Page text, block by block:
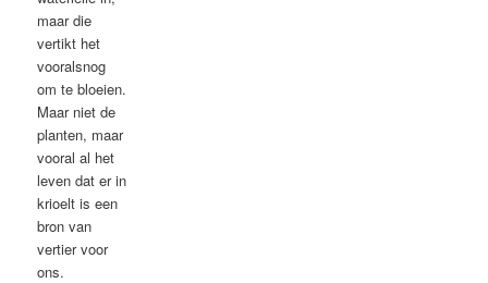
maar die
vertikt het
vooralsnog
om te bloeien.
Maar niet de
planten, maar
vooral al het
leven dat er in
krioelt is een
bron van
vertier voor
ons.